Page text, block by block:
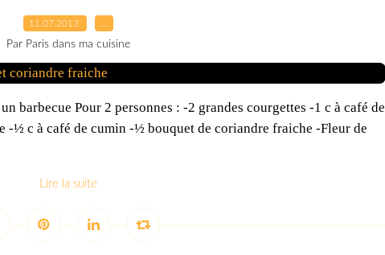
11.07.2013
Par Paris dans ma cuisine
barbecue Pour 2 personnes : -2 grandes courgettes -1 c à café de
-½ c à café de cumin -½ bouquet de coriandre fraiche -Fleur de
Lire la suite